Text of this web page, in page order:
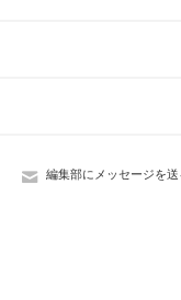
編集部にメッセージを送